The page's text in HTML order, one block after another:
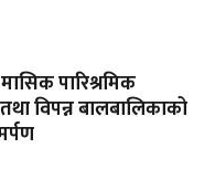
पारिश्रमिक
विपन्न बालबालिकाको